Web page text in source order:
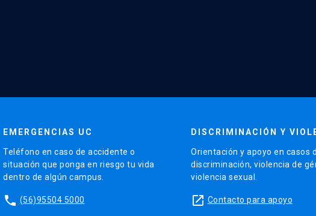
EMERGENCIAS UC
Teléfono en caso de accidente o
situación que ponga en riesgo tu vida
dentro de algún campus.
phone (56)95504 5000
DISCRIMINACIÓN Y
Orientación y apoyo en casos
discriminación, violencia de
violencia sexual.
launch Contacto para apoyo